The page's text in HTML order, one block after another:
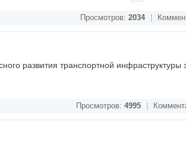
Просмотров: 2034
развития транспортной инфраструктуры
Просмотров: 4995